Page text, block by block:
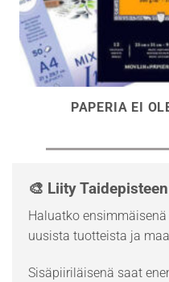
PAPERIA EI
🎨 Liity
Haluatko
uusista tuotteista ja
Sisäpiiriläisenä saat